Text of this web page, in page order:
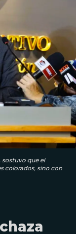
sostuvo que el
colorados, sino con